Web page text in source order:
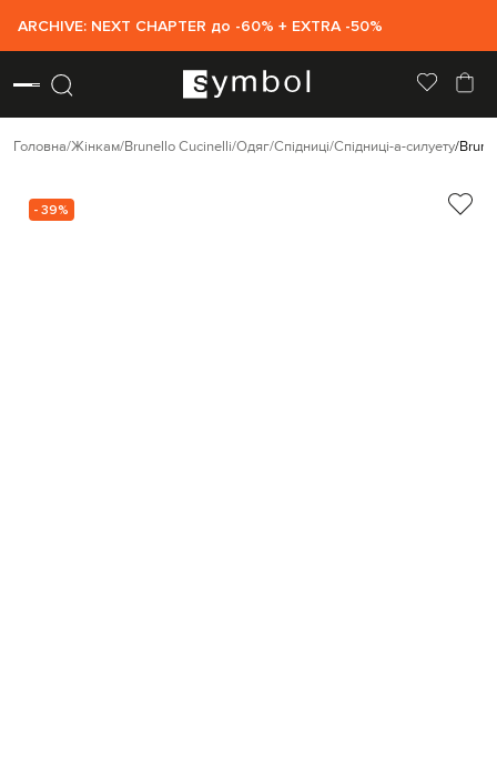
ARCHIVE: NEXT CHAPTER до -60% + EXTRA -50%
Головна Жінкам Brunello Cucinelli Одяг Спідниці Спідниці-а-силуету
- 39%